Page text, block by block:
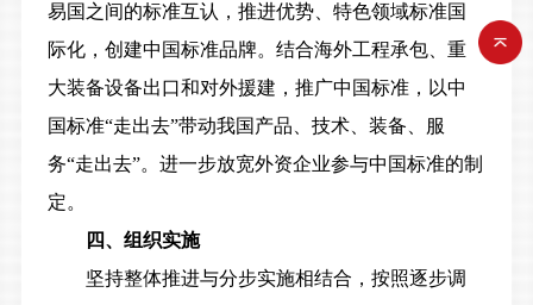
易国之间的标准互认，推进优势、特色领域标准国
际化，创建中国标准品牌。结合海外工程承包、重
大装备设备出口和对外援建，推广中国标准，以中
国标准“走出去”带动我国产品、技术、装备、服
务“走出去”。进一步放宽外资企业参与中国标准的制
定。
四、组织实施
坚持整体推进与分步实施相结合，按照逐步调